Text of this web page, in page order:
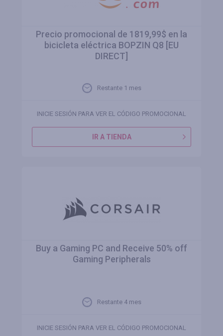
Precio promocional de 1819,99$ en la
bicicleta eléctrica BOPZIN Q8 [EU
DIRECT]
Restante 1 mes
INICIE SESIÓN PARA VER EL CÓDIGO PROMOCIONAL
IR A TIENDA
Buy a Gaming PC and Receive 50% off
Gaming Peripherals
Restante 4 mes
INICIE SESIÓN PARA VER EL CÓDIGO PROMOCIONAL